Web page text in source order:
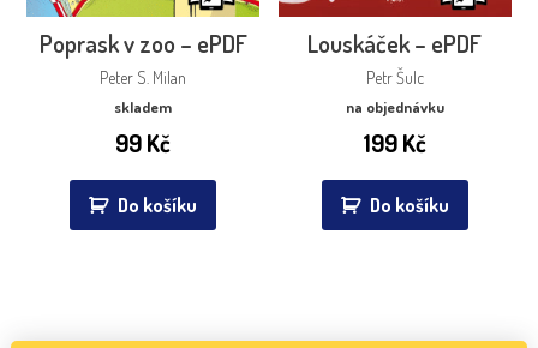
Poprask v zoo – ePDF
Peter S. Milan
skladem
99Kč
Do košíku
Louskáček – ePDF
Petr Šulc
na objednávku
199Kč
Do košíku